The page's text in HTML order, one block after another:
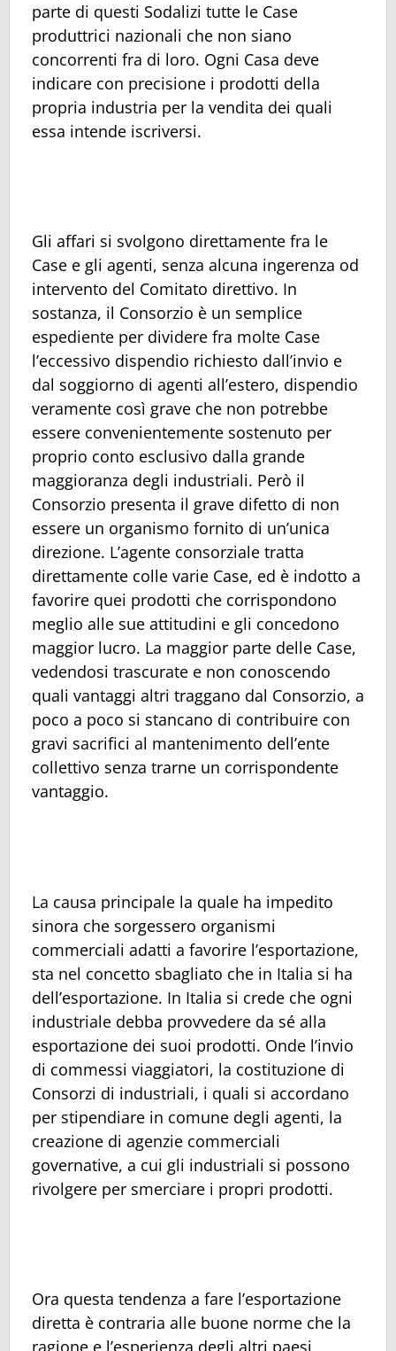
parte di questi Sodalizi tutte le Case
produttrici nazionali che non siano
concorrenti fra di loro. Ogni Casa deve
indicare con precisione i prodotti della
propria industria per la vendita dei quali
essa intende iscriversi.
Gli affari si svolgono direttamente fra le
Case e gli agenti, senza alcuna ingerenza od
intervento del Comitato direttivo. In
sostanza, il Consorzio è un semplice
espediente per dividere fra molte Case
l’eccessivo dispendio richiesto dall’invio e
dal soggiorno di agenti all’estero, dispendio
veramente così grave che non potrebbe
essere convenientemente sostenuto per
proprio conto esclusivo dalla grande
maggioranza degli industriali. Però il
Consorzio presenta il grave difetto di non
essere un organismo fornito di un’unica
direzione. L’agente consorziale tratta
direttamente colle varie Case, ed è indotto a
favorire quei prodotti che corrispondono
meglio alle sue attitudini e gli concedono
maggior lucro. La maggior parte delle Case,
vedendosi trascurate e non conoscendo
quali vantaggi altri traggano dal Consorzio, a
poco a poco si stancano di contribuire con
gravi sacrifici al mantenimento dell’ente
collettivo senza trarne un corrispondente
vantaggio.
La causa principale la quale ha impedito
sinora che sorgessero organismi
commerciali adatti a favorire l’esportazione,
sta nel concetto sbagliato che in Italia si ha
dell’esportazione. In Italia si crede che ogni
industriale debba provvedere da sé alla
esportazione dei suoi prodotti. Onde l’invio
di commessi viaggiatori, la costituzione di
Consorzi di industriali, i quali si accordano
per stipendiare in comune degli agenti, la
creazione di agenzie commerciali
governative, a cui gli industriali si possono
rivolgere per smerciare i propri prodotti.
Ora questa tendenza a fare l’esportazione
diretta è contraria alle buone norme che la
ragione e l’esperienza degli altri paesi